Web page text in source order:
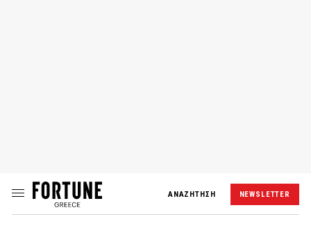
ΑΝΑΖΗΤΗΣΗ NEWSLETTER